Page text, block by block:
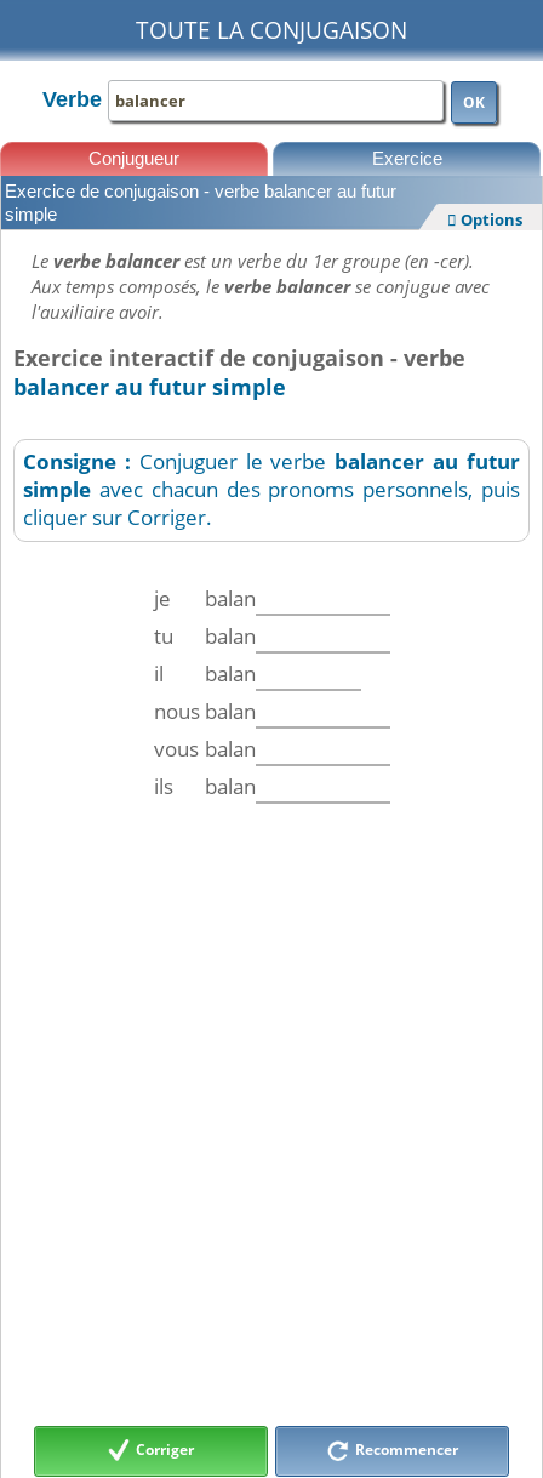
TOUTE LA CONJUGAISON
Verbe OK
Conjugueur Exercice
Exercice de conjugaison - verbe balancer au futur
simple
 Options
Leverbe balancerest un verbe du 1er groupe (en -cer).
Aux temps composés, leverbe balancerse conjugue avec
l'auxiliaire avoir.
Exercice interactif de conjugaison - verbe
balancer au futur simple
Consigne : Conjuguer le verbe balancer au futur
simple avec chacun des pronoms personnels, puis
cliquer sur Corriger.
je
balan
tu
balan
il
balan
nous balan
vous balan
ils
balan
Corriger Recommencer